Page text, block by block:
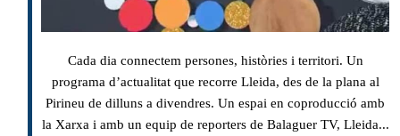
Cada dia connectem persones, històries i territori. Un
programa d’actualitat que recorre Lleida, des de la plana al
Pirineu de dilluns a divendres. Un espai en coproducció amb
la Xarxa i amb un equip de reporters de Balaguer TV, Lleida...